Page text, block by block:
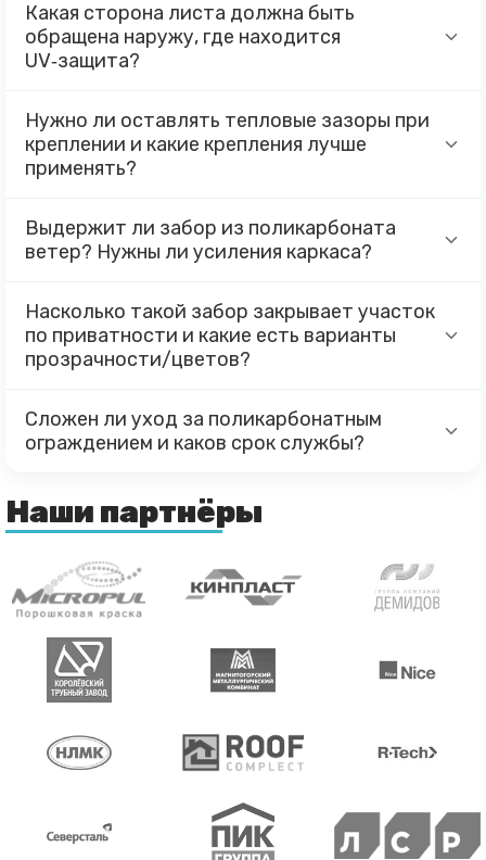
Какая сторона листа должна быть
обращена наружу, где находится
UV‑защита?
Нужно ли оставлять тепловые зазоры при
креплении и какие крепления лучше
применять?
Выдержит ли забор из поликарбоната
ветер? Нужны ли усиления каркаса?
Насколько такой забор закрывает участок
по приватности и какие есть варианты
прозрачности/цветов?
Сложен ли уход за поликарбонатным
ограждением и каков срок службы?
Наши партнёры